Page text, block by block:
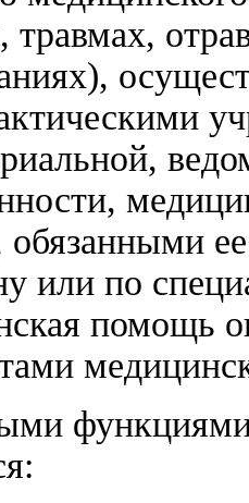
травмах,
или по
помощь